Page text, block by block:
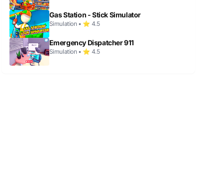
Gas Station - Stick Simulator
Simulation • ⭐ 4.5
Emergency Dispatcher 911
Simulation • ⭐ 4.5